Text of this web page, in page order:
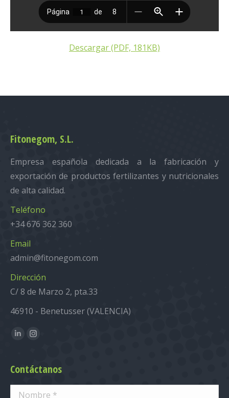
Descargar (PDF, 181KB)
Fitonegom, S.L.
Empresa española dedicada a la fabricación y
exportación de productos fertilizantes y nutricionales
de alta calidad.
Teléfono
+34 676 362 360
Email
admin@fitonegom.com
Dirección
C/ 8 de Marzo 2, pta.33
46910 - Benetusser (VALENCIA)
Encuéntranos en:
LinkedinInstagram
Contáctanos
Nombre *